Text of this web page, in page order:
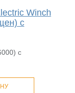
Winch
с
с